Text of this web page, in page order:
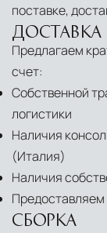
поставке,
ДОСТАВКА
Предлагаем
счет:
Собственной
логистики
Наличия
(Италия)
Наличия
СБОРКА